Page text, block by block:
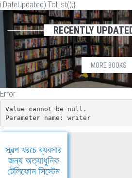
i.DateUpdated).ToList();}
RECENTLY
MORE BOOKS
Error:
Value cannot be null.
Parameter name: writer
স্বল্প খরচে ব্যবসার
জন্য অত্যাধুনিক
টেলিফোন সিস্টেম